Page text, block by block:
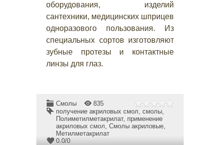
оборудования, изделий
сантехники, медицинских шприцев
одноразового пользования. Из
специальных сортов изготовляют
зубные протезы и контактные
линзы для глаз.
Смолы
835
получение акриловых смол, смолы,
Полиметилметакрилат, применение
акриловых смол, Смолы акриловые,
Метилметакрилат
0.0/0